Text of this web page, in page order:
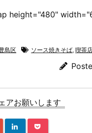
height="480"
島区 ソース焼きそば, 喫茶
アお願いします